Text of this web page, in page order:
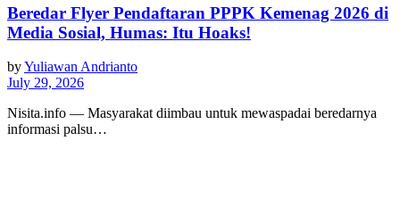
Beredar Flyer Pendaftaran PPPK Kemenag 2026 di
Media Sosial, Humas: Itu Hoaks!
byYuliawan Andrianto
July 29, 2026
Nisita.info — Masyarakat diimbau untuk mewaspadai beredarnya
informasi palsu…